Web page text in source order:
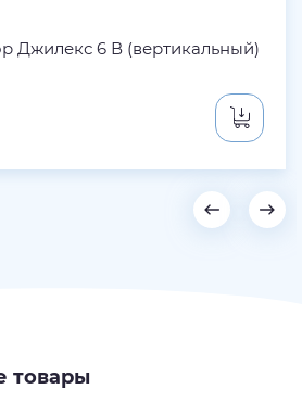
Джилекс 6 В (вертикальный)
товары